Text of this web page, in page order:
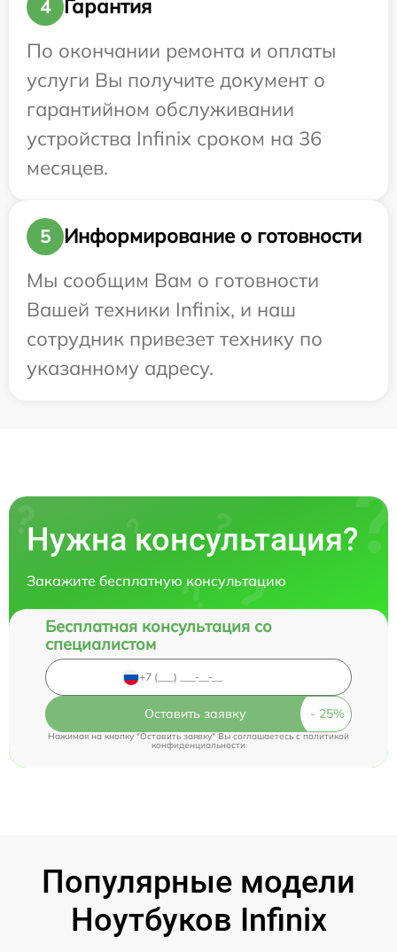
4
Гарантия
По окончании ремонта и оплаты
услуги Вы получите документ о
гарантийном обслуживании
устройства Infinix сроком на 36
месяцев.
5
Информирование о готовности
Мы сообщим Вам о готовности
Вашей техники Infinix, и наш
сотрудник привезет технику по
указанному адресу.
Нужна консультация?
Закажите бесплатную консультацию
Бесплатная консультация со
специалистом
Оставить заявку
Нажимая на кнопку "Оставить заявку" Вы соглашаетесь cполитикой
конфиденциальности
Популярные модели
Ноутбуков Infinix